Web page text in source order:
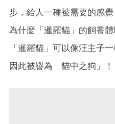
步，給人一種被需要的感
為什麼「暹羅貓」的飼養
「暹羅貓」可以像汪主子
因此被譽為「貓中之狗」！